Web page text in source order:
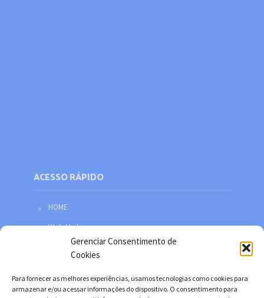
Gerenciar Consentimento de
Cookies
Para fornecer as melhores experiências, usamos tecnologias como cookies para
armazenar e/ou acessar informações do dispositivo. O consentimento para
ACESSO RÁPIDO
HOME
Web Mail
Política de privacidade
Facebook